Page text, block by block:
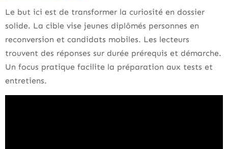
Le but ici est de transformer la curiosité en dossier
solide. La cible vise jeunes diplômés personnes en
reconversion et candidats mobiles. Les lecteurs
trouvent des réponses sur durée prérequis et démarche.
Un focus pratique facilite la préparation aux tests et
entretiens.